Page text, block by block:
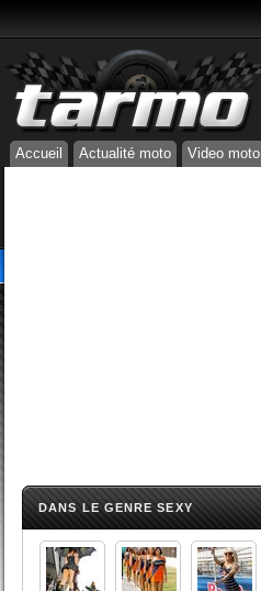
Accueil Actualité moto Video moto
DANS LE GENRE SEXY